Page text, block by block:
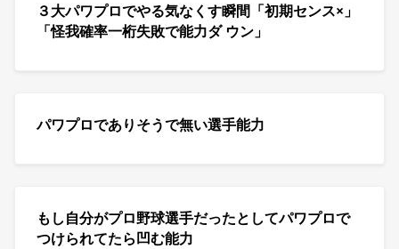
３大パワプロでやる気なくす瞬間「初期センス×」
「怪我確率一桁失敗で能力ダ ウン」
パワプロでありそうで無い選手能力
もし自分がプロ野球選手だったとしてパワプロで
つけられてたら凹む能力